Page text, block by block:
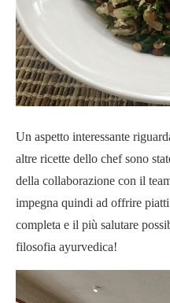
Un aspetto interessante
altre ricette dello chef sono
della collaborazione con il
impegna quindi ad offrire
completa e il più salutare
filosofia ayurvedica!